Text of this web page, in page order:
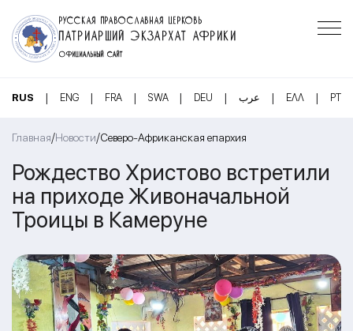
РУССКАЯ ПРАВОСЛАВНАЯ ЦЕРКОВЬ
ПАТРИАРШИЙ ЭКЗАРХАТ АФРИКИ
ОФИЦИАЛЬНЫЙ САЙТ
RUS | ENG | FRA | SWA | DEU | عرب | ΕΛΛ | PT
Главная/Новости/Северо-Африканская епархия
Рождество Христово встретили
на приходе Живоначальной
Троицы в Камеруне